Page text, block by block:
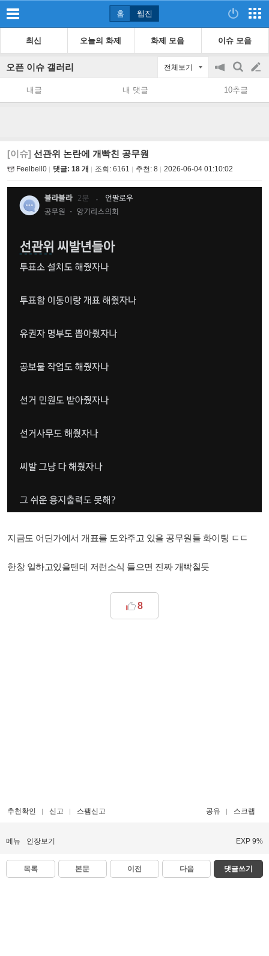
홈 웹진
최신 오늘의 화제 화제 모음 이슈 모음
오픈 이슈 갤러리 전체보기
공
지
on/off
검
색
글
쓰
내글 내 댓글 10추글
[이슈] 선관위 논란에 개빡친 공무원
Feelbell0 댓글: 18 개 조회: 6161 추천: 8 2026-06-04 01:10:02
지금도 어딘가에서 개표를 도와주고 있을 공무원들 화이팅 ㄷㄷ
한창 일하고있을텐데 저런소식 들으면 진짜 개빡칠듯
8
추천확인 신고 스팸신고 공유 스크랩
메뉴 인장보기 EXP 9%
목록 본문 이전 다음 댓글쓰기